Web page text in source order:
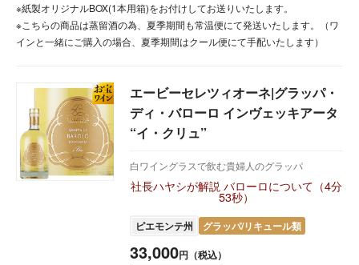
※紙製オリジナルBOX(1本用箱)をお付けしてお送りいたします。
※こちらの商品は蒸留酒の為、夏季期間も常温便にて発送いたします。（ワ
インと一緒にご購入の場合、夏季期間はクール便にて手配いたします）
エービーセレツィオーネ|グラッパ・
ディ・バローロ インヴェッキアータ
“イ・クリュ”
白ワイングラスで飲む貴婦人のグラッパ
社長ハヤシが解説 バローロについて（4分
53秒）
ピエモンテ州 グラッパ/リキュール類
33,000円（税込）